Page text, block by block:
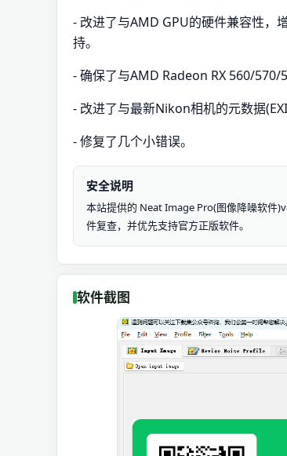
- 改进了与AMD GPU的硬件兼容性，
持。
- 确保了与AMD Radeon RX 560/570/
- 改进了与最新Nikon相机的元数据
- 修复了几个小错误。
安全说明
本站提供的 Neat Image Pro(图像降噪软件
件复查，并优先支持官方正版软件。
软件截图